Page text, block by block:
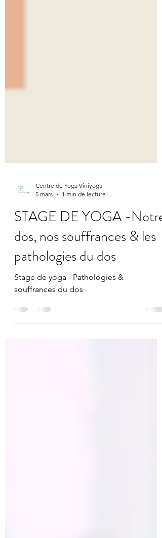
Centre de Yoga Viniyoga
5 mars
1 min de lecture
STAGE DE YOGA -Notre
dos, nos souffrances & les
pathologies du dos
Stage de yoga - Pathologies &